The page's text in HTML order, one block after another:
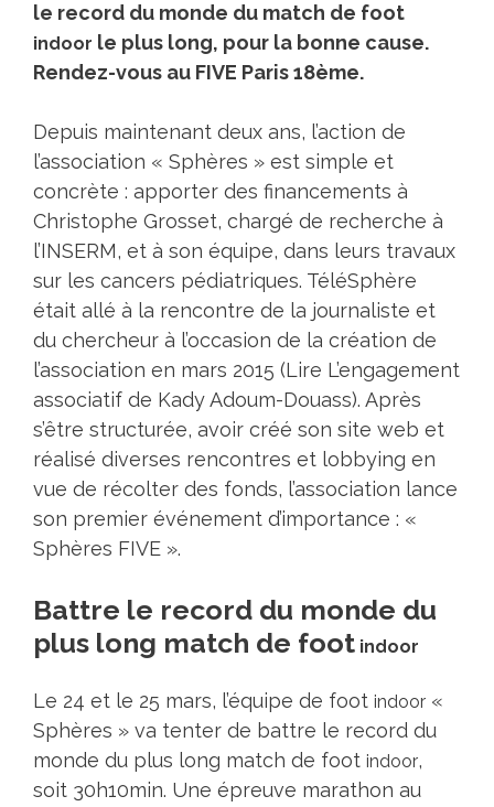
le record du monde du match de foot
indoor le plus long, pour la bonne cause.
Rendez-vous au FIVE Paris 18ème.
Depuis maintenant deux ans, l’action de
l’association « Sphères » est simple et
concrète : apporter des financements à
Christophe Grosset, chargé de recherche à
l’INSERM, et à son équipe, dans leurs travaux
sur les cancers pédiatriques. TéléSphère
était allé à la rencontre de la journaliste et
du chercheur à l’occasion de la création de
l’association en mars 2015 (Lire L’engagement
associatif de Kady Adoum-Douass). Après
s’être structurée, avoir créé son site web et
réalisé diverses rencontres et lobbying en
vue de récolter des fonds, l’association lance
son premier événement d’importance : «
Sphères FIVE ».
Battre le record du monde du
plus long match de foot indoor
Le 24 et le 25 mars, l’équipe de foot indoor «
Sphères » va tenter de battre le record du
monde du plus long match de foot indoor,
soit 30h10min. Une épreuve marathon au